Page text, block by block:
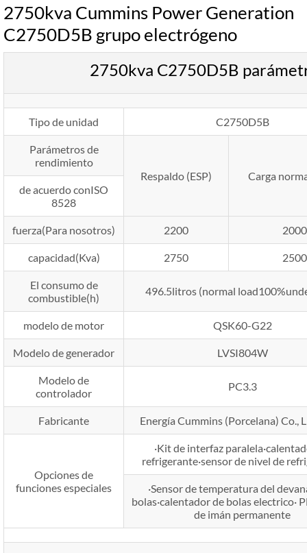
2750kva Cummins Power Generation
C2750D5B grupo electrógeno
2750kva C2750D5B
Tipo de unidad C2750D5B
Parámetros de
rendimiento
Respaldo (ESP)
Carga
de acuerdo conISO
8528
fuerza(Para nosotros) 2200 2000
capacidad(Kva) 2750 2500
El consumo de
combustible(h)
496.5litros (normal
modelo de motor QSK60-G22
Modelo de generador LVSI804W
Modelo de
controlador
PC3.3
Fabricante Energía Cummins (Porcelana) Co.,
Opciones de
funciones especiales
·Kit de interfaz
refrigerante·sensor de nivel de
·Sensor de temperatura del
bolas·calentador de bolas electrico·
de imán permanente